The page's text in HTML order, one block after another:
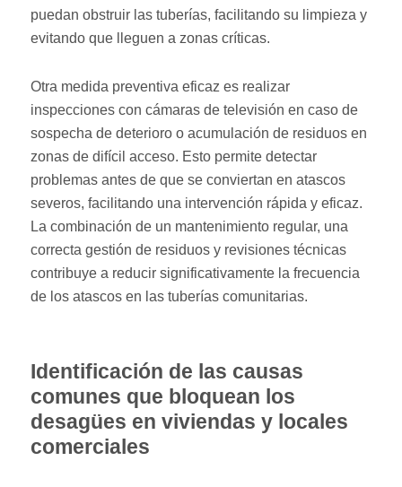
puedan obstruir las tuberías, facilitando su limpieza y
evitando que lleguen a zonas críticas.
Otra medida preventiva eficaz es realizar
inspecciones con cámaras de televisión en caso de
sospecha de deterioro o acumulación de residuos en
zonas de difícil acceso. Esto permite detectar
problemas antes de que se conviertan en atascos
severos, facilitando una intervención rápida y eficaz.
La combinación de un mantenimiento regular, una
correcta gestión de residuos y revisiones técnicas
contribuye a reducir significativamente la frecuencia
de los atascos en las tuberías comunitarias.
Identificación de las causas
comunes que bloquean los
desagües en viviendas y locales
comerciales